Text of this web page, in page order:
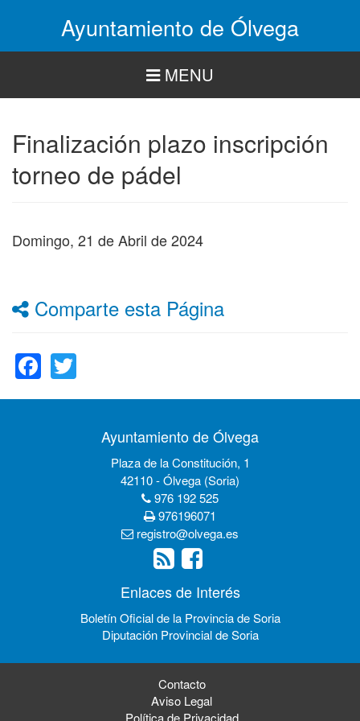
Ayuntamiento de Ólvega
MENU
Finalización plazo inscripción
torneo de pádel
Domingo, 21 de Abril de 2024
Comparte esta Página
Facebook
Ayuntamiento de Ólvega
Plaza de la Constitución, 1
42110 - Ólvega (Soria)
976 192 525
976196071
registro@olvega.es
Enlaces de Interés
Boletín Oficial de la Provincia de Soria
Diputación Provincial de Soria
Contacto
Aviso Legal
Política de Privacidad